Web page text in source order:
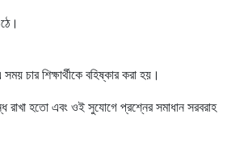
চার শিক্ষার্থীকে বহিষ্কার করা হয়।
রাখা হতো এবং ওই সুযোগে প্রশ্নের সমাধান সরবরাহ